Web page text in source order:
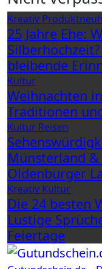
Kreativ
25 Jahre Ehe:
bleibende
Kultur
Weihnachten
Traditionen
Kultur Reisen
Münsterland
Oldenburger
Kreativ Kultur
Die 24 besten
Lustige
Feiertage